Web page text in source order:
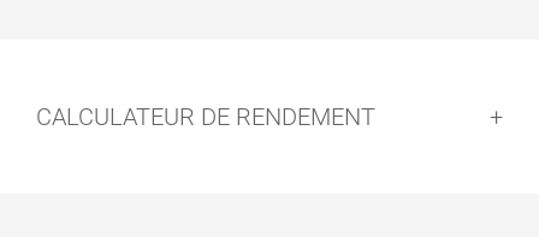
CALCULATEUR DE RENDEMENT